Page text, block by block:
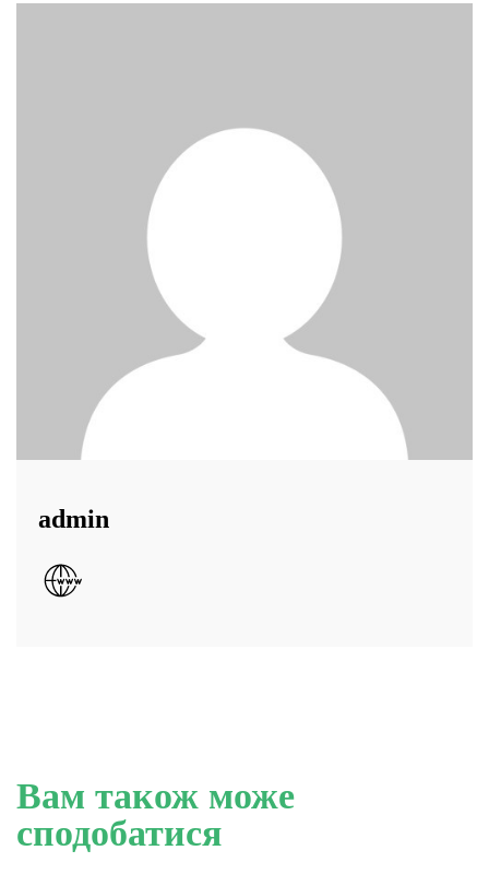
admin
Вам також може
сподобатися